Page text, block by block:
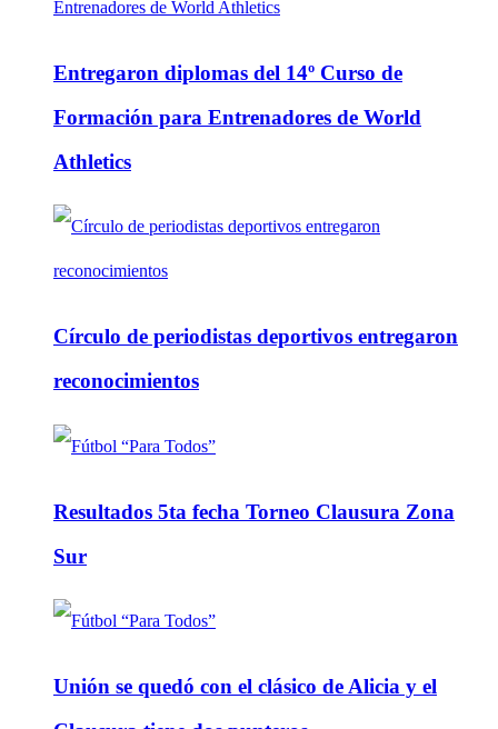
Entregaron diplomas del 14º Curso de
Formación para Entrenadores de World
Athletics
Círculo de periodistas deportivos entregaron
reconocimientos
Resultados 5ta fecha Torneo Clausura Zona
Sur
Unión se quedó con el clásico de Alicia y el